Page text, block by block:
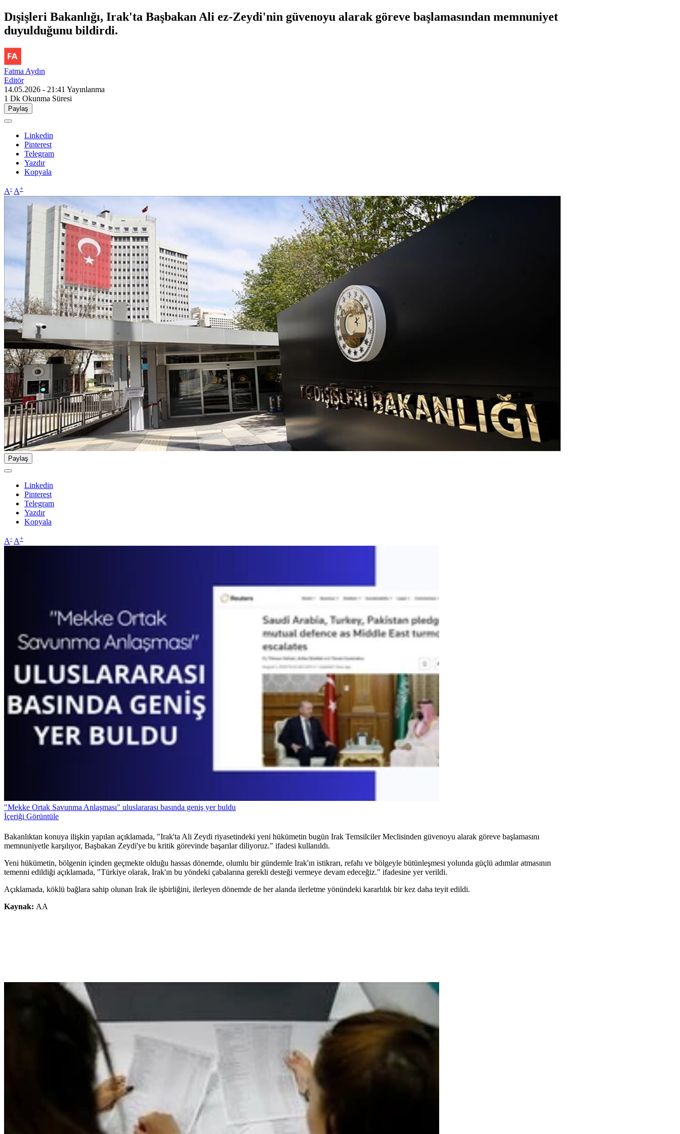
Dışişleri Bakanlığı, Irak'ta Başbakan Ali ez-Zeydi'nin güvenoyu alarak göreve başlamasından memnuniyet
duyulduğunu bildirdi.
Fatma Aydın
Editör
14.05.2026 - 21:41 Yayınlanma
1 Dk Okunma Süresi
Paylaş
Linkedin
Pinterest
Telegram
Yazdır
Kopyala
A- A+
Paylaş
Linkedin
Pinterest
Telegram
Yazdır
Kopyala
A- A+
"Mekke Ortak Savunma Anlaşması" uluslararası basında geniş yer buldu
İçeriği Görüntüle
Bakanlıktan konuya ilişkin yapılan açıklamada, "Irak'ta Ali Zeydi riyasetindeki yeni hükümetin bugün Irak Temsilciler Meclisinden güvenoyu alarak göreve başlamasını
memnuniyetle karşılıyor, Başbakan Zeydi'ye bu kritik görevinde başarılar diliyoruz." ifadesi kullanıldı.
Yeni hükümetin, bölgenin içinden geçmekte olduğu hassas dönemde, olumlu bir gündemle Irak'ın istikrarı, refahı ve bölgeyle bütünleşmesi yolunda güçlü adımlar atmasının
temenni edildiği açıklamada, "Türkiye olarak, Irak'ın bu yöndeki çabalarına gerekli desteği vermeye devam edeceğiz." ifadesine yer verildi.
Açıklamada, köklü bağlara sahip olunan Irak ile işbirliğini, ilerleyen dönemde de her alanda ilerletme yönündeki kararlılık bir kez daha teyit edildi.
Kaynak: AA